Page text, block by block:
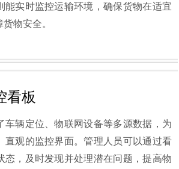
能实时监控运输环境，确保货物在适宜
物安全。
看板
车辆定位、物联网设备等多源数据，为
直观的监控界面。管理人员可以通过看
态，及时发现并处理潜在问题，提高物